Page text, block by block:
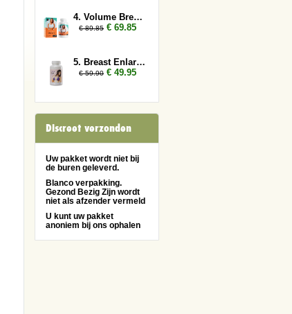
4. Volume Breasts 3x
€ 89.85 € 69.85
5. Breast Enlarger 2x
€ 59.90 € 49.95
Discreet verzonden
Uw pakket wordt niet bij
de buren geleverd.
Blanco verpakking.
Gezond Bezig Zijn wordt
niet als afzender vermeld
U kunt uw pakket
anoniem bij ons ophalen